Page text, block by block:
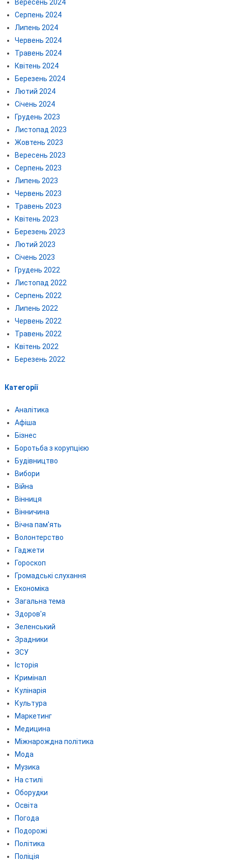
Вересень 2024
Серпень 2024
Липень 2024
Червень 2024
Травень 2024
Квітень 2024
Березень 2024
Лютий 2024
Січень 2024
Грудень 2023
Листопад 2023
Жовтень 2023
Вересень 2023
Серпень 2023
Липень 2023
Червень 2023
Травень 2023
Квітень 2023
Березень 2023
Лютий 2023
Січень 2023
Грудень 2022
Листопад 2022
Серпень 2022
Липень 2022
Червень 2022
Травень 2022
Квітень 2022
Березень 2022
Категорії
Аналітика
Афіша
Бізнес
Боротьба з корупцією
Будівництво
Вибори
Війна
Вінниця
Вінничина
Вічна пам'ять
Волонтерство
Гаджети
Гороскоп
Громадські слухання
Економіка
Загальна тема
Здоров'я
Зеленський
Зрадники
ЗСУ
Історія
Кримінал
Кулінарія
Культура
Маркетинг
Медицина
Міжнарождна політика
Мода
Музика
На стилі
Оборудки
Освіта
Погода
Подорожі
Політика
Поліція